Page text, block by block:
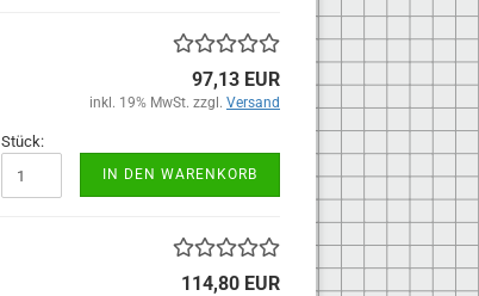
97,13 EUR
inkl. 19% MwSt. zzgl. Versand
Stück:
IN DEN WARENKORB
114,80 EUR